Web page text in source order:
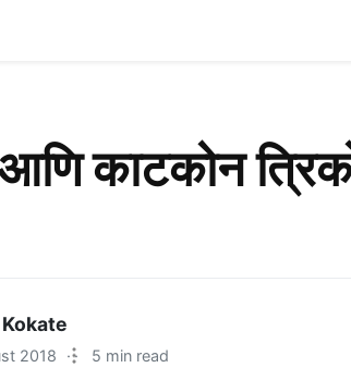
काटकोन
2018 · 5 min read